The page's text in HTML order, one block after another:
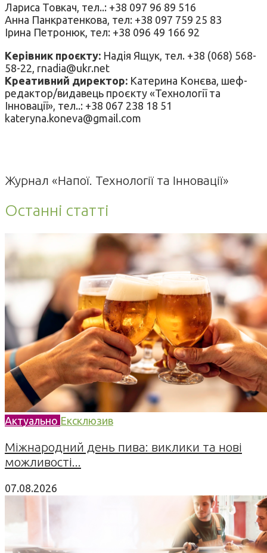
Лариса Товкач, тел..: +38 097 96 89 516
Анна Панкратенкова, тел: +38 097 759 25 83
Ірина Петронюк, тел: +38 096 49 166 92
Керівник проєкту: Надія Ящук, тел. +38 (068) 568-
58-22, rnadia@ukr.net
Креативний директор: Катерина Конєва, шеф-
редактор/видавець проєкту «Технології та
Інновації», тел..: +38 067 238 18 51
kateryna.koneva@gmail.com
Журнал «Напої. Технології та Інновації»
Останні статті
Актуально Ексклюзив
Міжнародний день пива: виклики та нові
можливості...
07.08.2026